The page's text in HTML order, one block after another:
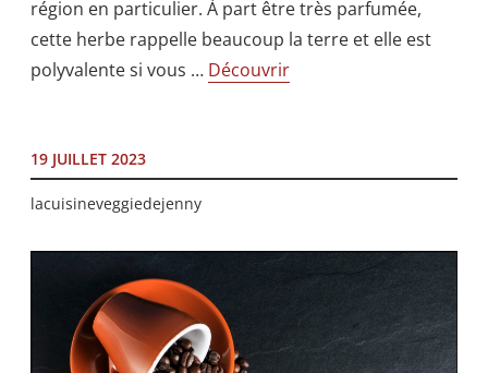
région en particulier. À part être très parfumée,
cette herbe rappelle beaucoup la terre et elle est
polyvalente si vous … Découvrir
19 JUILLET 2023
lacuisineveggiedejenny